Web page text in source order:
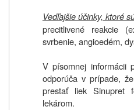
Vedľajšie účinky, ktoré
precitlivené reakcie
svrbenie, angioedém,
V písomnej informácii
odporúča v prípade,
prestať liek
lekárom.